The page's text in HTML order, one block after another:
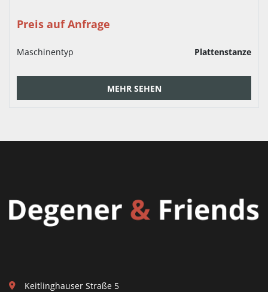
Preis auf Anfrage
Maschinentyp Plattenstanze
MEHR SEHEN
Keitlinghauser Straße 5